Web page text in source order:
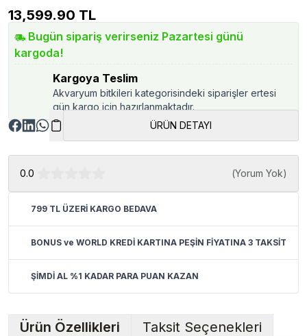
13,599.90 TL
Bugün sipariş verirseniz Pazartesi günü
kargoda!
Kargoya Teslim
Akvaryum bitkileri kategorisindeki siparişler ertesi
gün kargo için hazırlanmaktadır.
ÜRÜN DETAYI
0.0 (Yorum Yok)
799 TL ÜZERİ KARGO BEDAVA
BONUS ve WORLD KREDİ KARTINA PEŞİN FİYATINA 3 TAKSİT
ŞİMDİ AL %1 KADAR PARA PUAN KAZAN
Ürün Özellikleri Taksit Seçenekleri